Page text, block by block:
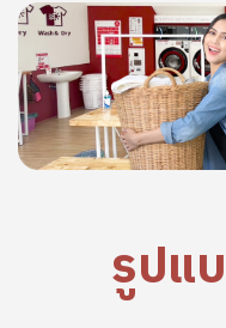
Image
รูปแ